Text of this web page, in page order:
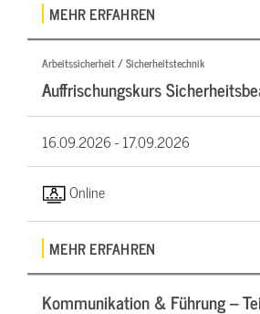
MEHR ERFAHREN
Arbeitssicherheit / Sicherheitstechnik
Auffrischungskurs
16.09.2026 -17.09.2026
Online
MEHR ERFAHREN
Kommunikation & Führung –